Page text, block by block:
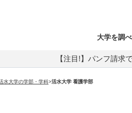
大学を調
【注目!】パンフ請求
水大学の学部・学科>活水大学 看護学部